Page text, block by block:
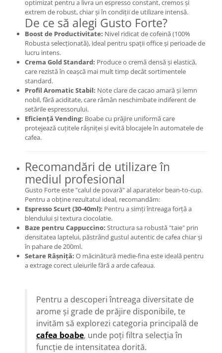
optimizat pentru a livra un espresso constant, cremos și
extrem de robust, chiar și în condiții de utilizare intensă.
De ce să alegi Gusto Forte?
Boost de Productivitate: Nivel ridicat de cofeină (100%
Robusta selecționată), ideal pentru spații office și perioade de
lucru intens.
Crema Gold Standard: Produce o cremă densă și elastică,
care rezistă în ceașcă mai mult timp decât sortimentele
standard.
Profil Aromatic Stabil: Note clare de cacao amară și lemn
nobil, fără aciditate, care rămân neschimbate indiferent de
setările espressorului.
Eficiență Vending: Boabe cu prăjire uniformă care
protejează cuțitele râșniței și evită blocajele în automatele de
cafea.
Recomandări de utilizare în
mediul profesional
Gusto Forte este "calul de povară" al aparatelor bean-to-cup.
Pentru a obține rezultatul ideal, recomandăm:
Espresso Scurt (30-40ml): Pentru a simți întreaga forță a
blendului și textura ciocolatie.
Baze pentru Cappuccino: Structura sa robustă "taie" prin
densitatea laptelui, păstrând gustul autentic de cafea chiar și
în pahare de 200ml.
Setare Râșniță: O măcinătură medie-fina este ideală pentru
a extrage corect uleiurile fără a arde cafeaua.
Pentru a descoperi întreaga diversitate de
arome și grade de prăjire disponibile, te
invităm să explorezi categoria principală de
cafea boabe, unde poți filtra selecția în
funcție de intensitatea dorită.